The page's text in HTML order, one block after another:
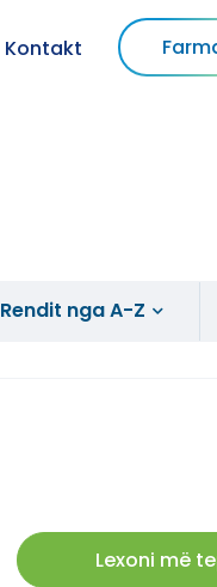
Kontakt
Rendit nga A-Z
Lexoni më